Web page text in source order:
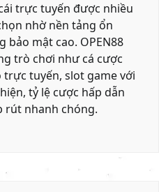
trực tuyến được nhiều
nhờ nền tảng ổn
bảo mật cao. OPEN88
trò chơi như cá cược
trực tuyến, slot game với
tỷ lệ cược hấp dẫn
rút nhanh chóng.